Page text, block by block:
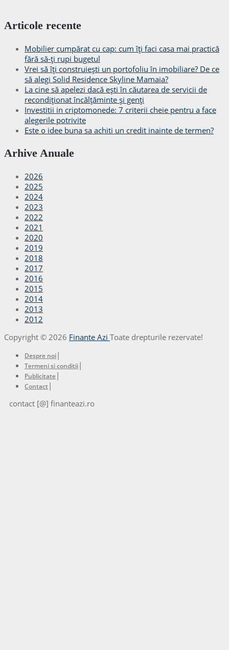
Articole recente
Mobilier cumpărat cu cap: cum îți faci casa mai practică
fără să-ți rupi bugetul
Vrei să îți construiești un portofoliu în imobiliare? De ce
să alegi Solid Residence Skyline Mamaia?
La cine să apelezi dacă ești în căutarea de servicii de
recondiționat încălțăminte și genți
Investitii in criptomonede: 7 criterii cheie pentru a face
alegerile potrivite
Este o idee buna sa achiti un credit inainte de termen?
Arhive Anuale
2026
2025
2024
2023
2022
2021
2020
2019
2018
2017
2016
2015
2014
2013
2012
Copyright © 2026 Finante Azi Toate drepturile rezervate!
Despre noi|
Termeni si conditii|
Publicitate|
Contact|
contact [@] finanteazi.ro